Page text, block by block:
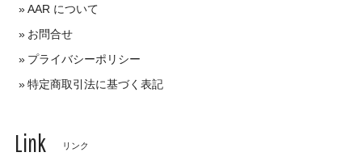
AAR について
お問合せ
プライバシーポリシー
特定商取引法に基づく表記
Link リンク